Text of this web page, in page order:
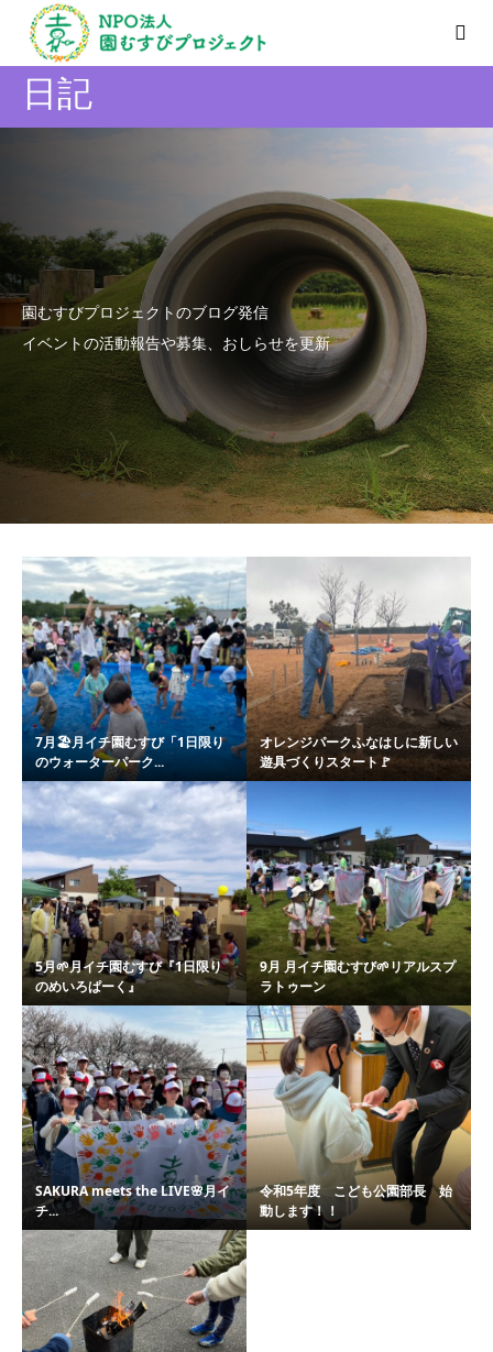
日記
園むすびプロジェクトのブログ発信
イベントの活動報告や募集、おしらせを更新
7月🏖️月イチ園むすび「1日限り
のウォーターパーク...
オレンジパークふなはしに新しい
遊具づくりスタート🚩
5月🌱月イチ園むすび『1日限り
のめいろぱーく』
9月 月イチ園むすび🌱リアルスプ
ラトゥーン
SAKURA meets the LIVE🌸月イ
チ...
令和5年度 こども公園部長 始
動します！！